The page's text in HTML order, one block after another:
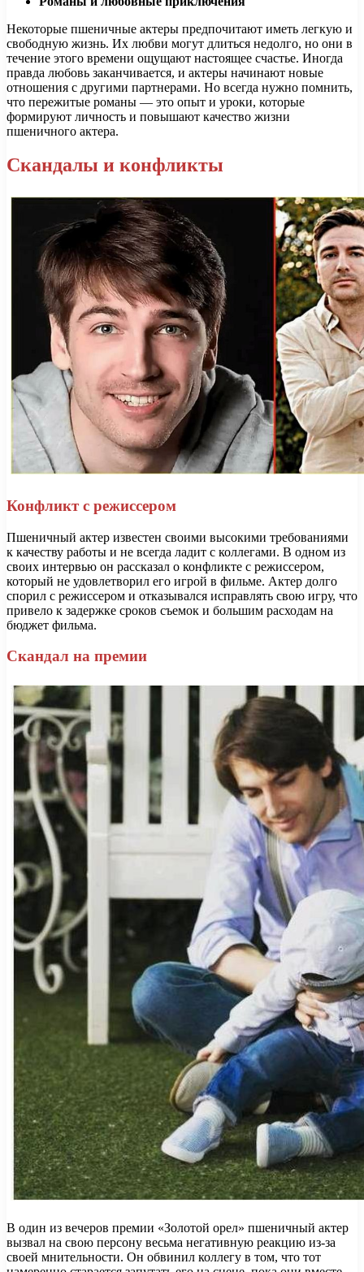
Некоторые пшеничные актеры предпочитают иметь легкую и
свободную жизнь. Их любви могут длиться недолго, но они в
течение этого времени ощущают настоящее счастье. Иногда
правда любовь заканчивается, и актеры начинают новые
отношения с другими партнерами. Но всегда нужно помнить,
что пережитые романы — это опыт и уроки, которые
формируют личность и повышают качество жизни
пшеничного актера.
Скандалы и конфликты
Конфликт с режиссером
Пшеничный актер известен своими высокими требованиями
к качеству работы и не всегда ладит с коллегами. В одном из
своих интервью он рассказал о конфликте с режиссером,
который не удовлетворил его игрой в фильме. Актер долго
спорил с режиссером и отказывался исправлять свою игру, что
привело к задержке сроков съемок и большим расходам на
бюджет фильма.
Скандал на премии
В один из вечеров премии «Золотой орел» пшеничный актер
вызвал на свою персону весьма негативную реакцию из-за
своей мнительности. Он обвинил коллегу в том, что тот